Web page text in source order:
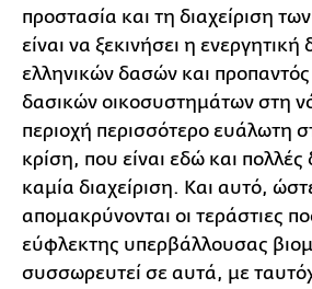
προστασία και τη διαχείριση
είναι να ξεκινήσει η ενεργητική
ελληνικών δασών και
δασικών οικοσυστημάτων στη
περιοχή περισσότερο ευάλωτη
κρίση, που είναι εδώ και πολλές
καμία διαχείριση. Και αυτό,
απομακρύνονται οι τεράστιες
εύφλεκτης υπερβάλλουσας
συσσωρευτεί σε αυτά, με